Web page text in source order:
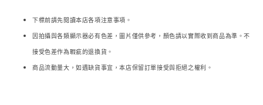
下標前請先閱讀本店各項注意事項。
因拍攝與各類顯示器必有色差，圖片僅供參考，顏色請以實際收到商品為準。不
接受色差作為瑕疵的退換貨。
商品流動量大，如遇缺貨事宜，本店保留訂單接受與拒絕之權利。